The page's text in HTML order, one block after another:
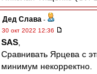
Дед Слава -
30 окт 2022 12:36
SAS
Сравнивать Ярцева с
минимум некорректно.